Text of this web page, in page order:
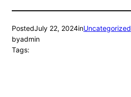
PostedJuly 22, 2024inUncategorized
byadmin
Tags: